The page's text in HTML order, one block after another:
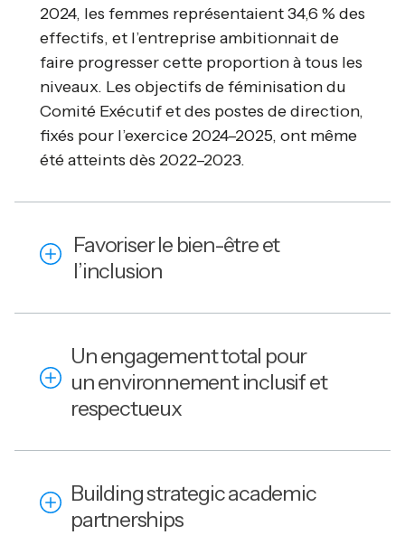
2024, les femmes représentaient 34,6 % des
effectifs, et l’entreprise ambitionnait de
faire progresser cette proportion à tous les
niveaux. Les objectifs de féminisation du
Comité Exécutif et des postes de direction,
fixés pour l’exercice 2024–2025, ont même
été atteints dès 2022–2023.
Favoriser le bien-être et
l’inclusion
Un engagement total pour
un environnement inclusif et
respectueux
Building strategic academic
partnerships